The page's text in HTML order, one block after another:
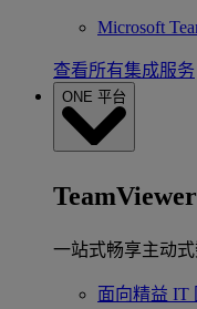
Microsoft
查看所有集成服务
ONE 平台
一站式畅享主动
面向精益 IT